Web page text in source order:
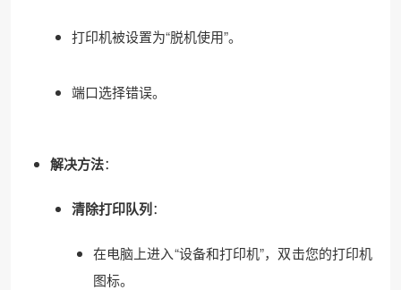
打印机被设置为“脱机使用”。
端口选择错误。
解决方法：
清除打印队列：
在电脑上进入“设备和打印机”，双击您的打印机
图标。